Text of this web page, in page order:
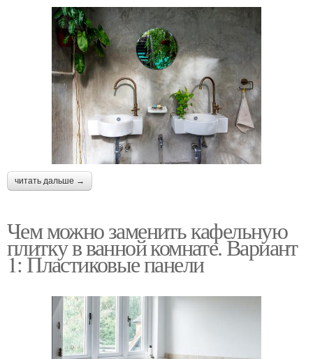
читать дальше →
Чем можно заменить кафельную
плитку в ванной комнате. Вариант
1: Пластиковые панели